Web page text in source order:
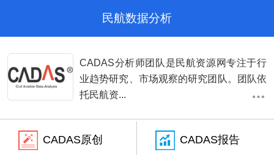
民航数据分析
CADAS分析师团队是民航资源网专注于行
业趋势研究、市场观察的研究团队。团队依
托民航资...
CADAS原创 CADAS报告